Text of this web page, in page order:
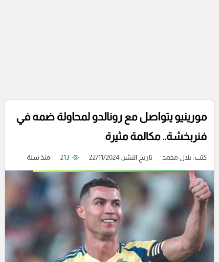
مورينيو يتواصل مع رونالدو لمحاولة ضمه في
فنربخشة.. مكالمة مثيرة
كتب: بلال محمد تاريخ النشر: 22/11/2024 213 منذ سنة